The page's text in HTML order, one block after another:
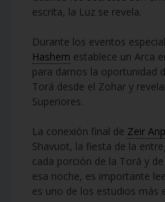
escrita, la Luz se revela.
Durante los eventos
Hashem establece un Arca
para darnos la oportunidad
Torá desde el Zohar y
Superiores.
La conexión final de Zeir
Shavuot, la fiesta de la
cada porción de la Torá y
esa noche, es importante
es uno de los estudios más